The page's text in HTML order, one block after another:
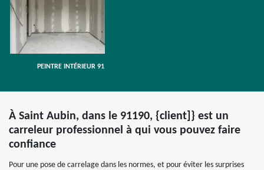
PEINTRE INTÉRIEUR 91
À Saint Aubin, dans le 91190, {client]} est un
carreleur professionnel à qui vous pouvez faire
confiance
Pour une pose de carrelage dans les normes, et pour éviter les surprises